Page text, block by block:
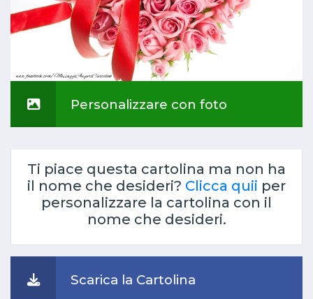
Personalizzare con foto
Ti piace questa cartolina ma non ha
il nome che desideri? Clicca quii per
personalizzare la cartolina con il
nome che desideri.
Scarica la Cartolina